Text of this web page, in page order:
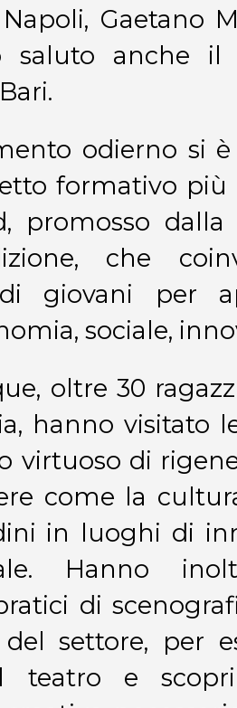
Gaetano
saluto anche il
odierno si
formativo più
promosso
che
giovani per
sociale,
oltre 30
hanno visitato
virtuoso di
come la
in luoghi di
Hanno
di
settore, per
teatro e